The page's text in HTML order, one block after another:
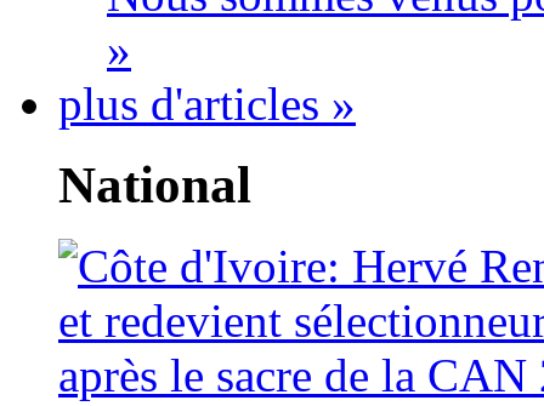
»
plus d'articles »
National